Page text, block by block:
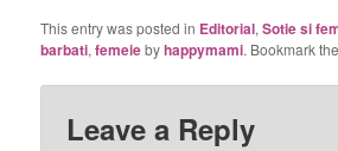
This entry was posted in Editorial,Sotie si
barbati,femeiebyhappymami. Bookmark
Leave a Reply